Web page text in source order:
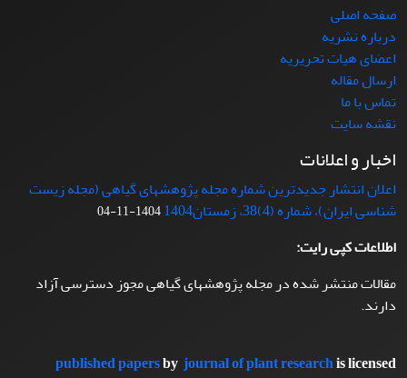
صفحه اصلی
درباره نشریه
اعضای هیات تحریریه
ارسال مقاله
تماس با ما
نقشه سایت
اخبار و اعلانات
اعلان انتشار جدیدترین شماره مجله پژوهشهای گیاهی (مجله زیست
شناسی ایران)، شماره (4)38، زمستان1404
1404-11-04
اطلاعات کپی رایت:
مقالات منتشر شده در مجله پژوهشهای گیاهی مجوز دسترسی آزاد
دارند.
published papersbyjournal of plant researchis licensed